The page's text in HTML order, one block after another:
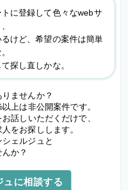
に登録して色々なwebサ
けど、希望の案件は簡単
探し直しかな。
ませんか？
上は非公開案件です。
お話しいただくだけで、
をお探しします。
ェルジュと
か？
ュに相談する